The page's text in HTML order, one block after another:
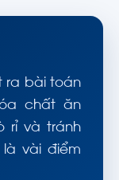
ra bài toán
chất ăn
rỉ và tránh
vài điểm